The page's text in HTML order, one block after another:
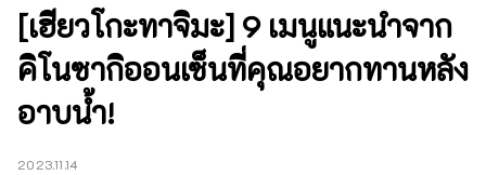
[เฮียวโกะทาจิมะ] 9 เมนูแนะนำจาก
คิโนซากิออนเซ็นที่คุณอยากทานหลัง
อาบน้ำ!
2023.11.14